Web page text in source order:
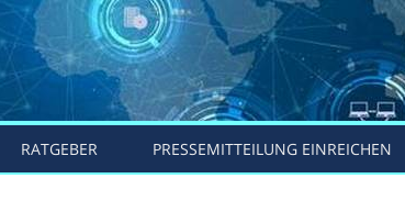
RATGEBER PRESSEMITTEILUNG EINREICHEN